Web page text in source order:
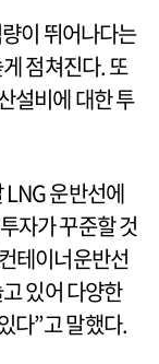
이 뛰어나다는
점쳐진다. 또
설비에 대한 투
LNG 운반선에
자가 꾸준할 것
테이너운반선
있어 다양한
다”고 말했다.